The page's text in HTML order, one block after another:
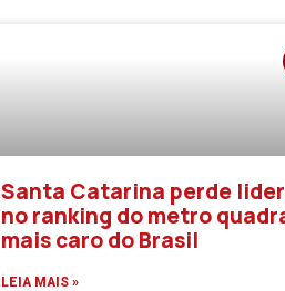
Santa Catarina perde
no ranking do metro
mais caro do Brasil
LEIA MAIS »